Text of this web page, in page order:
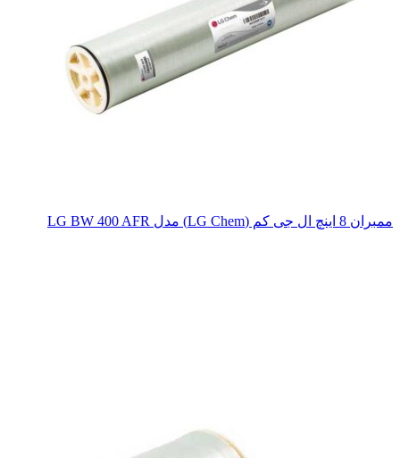
ممبران 8 اینچ ال جی کم (LG Chem) مدل LG BW 400 AFR